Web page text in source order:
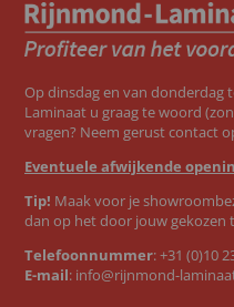
Op dinsdag en van donderdag
Laminaat u graag te woord
vragen? Neem gerust contact
Eventuele afwijkende
Tip! Maak voor je
dan op het door jouw gekozen
Telefoonnummer:+31 (0)10
E-mail: info@rijnmond-